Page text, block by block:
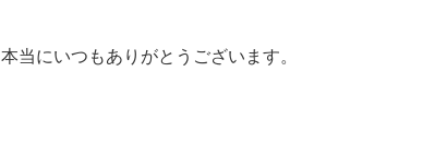
本当にいつもありがとうございます。